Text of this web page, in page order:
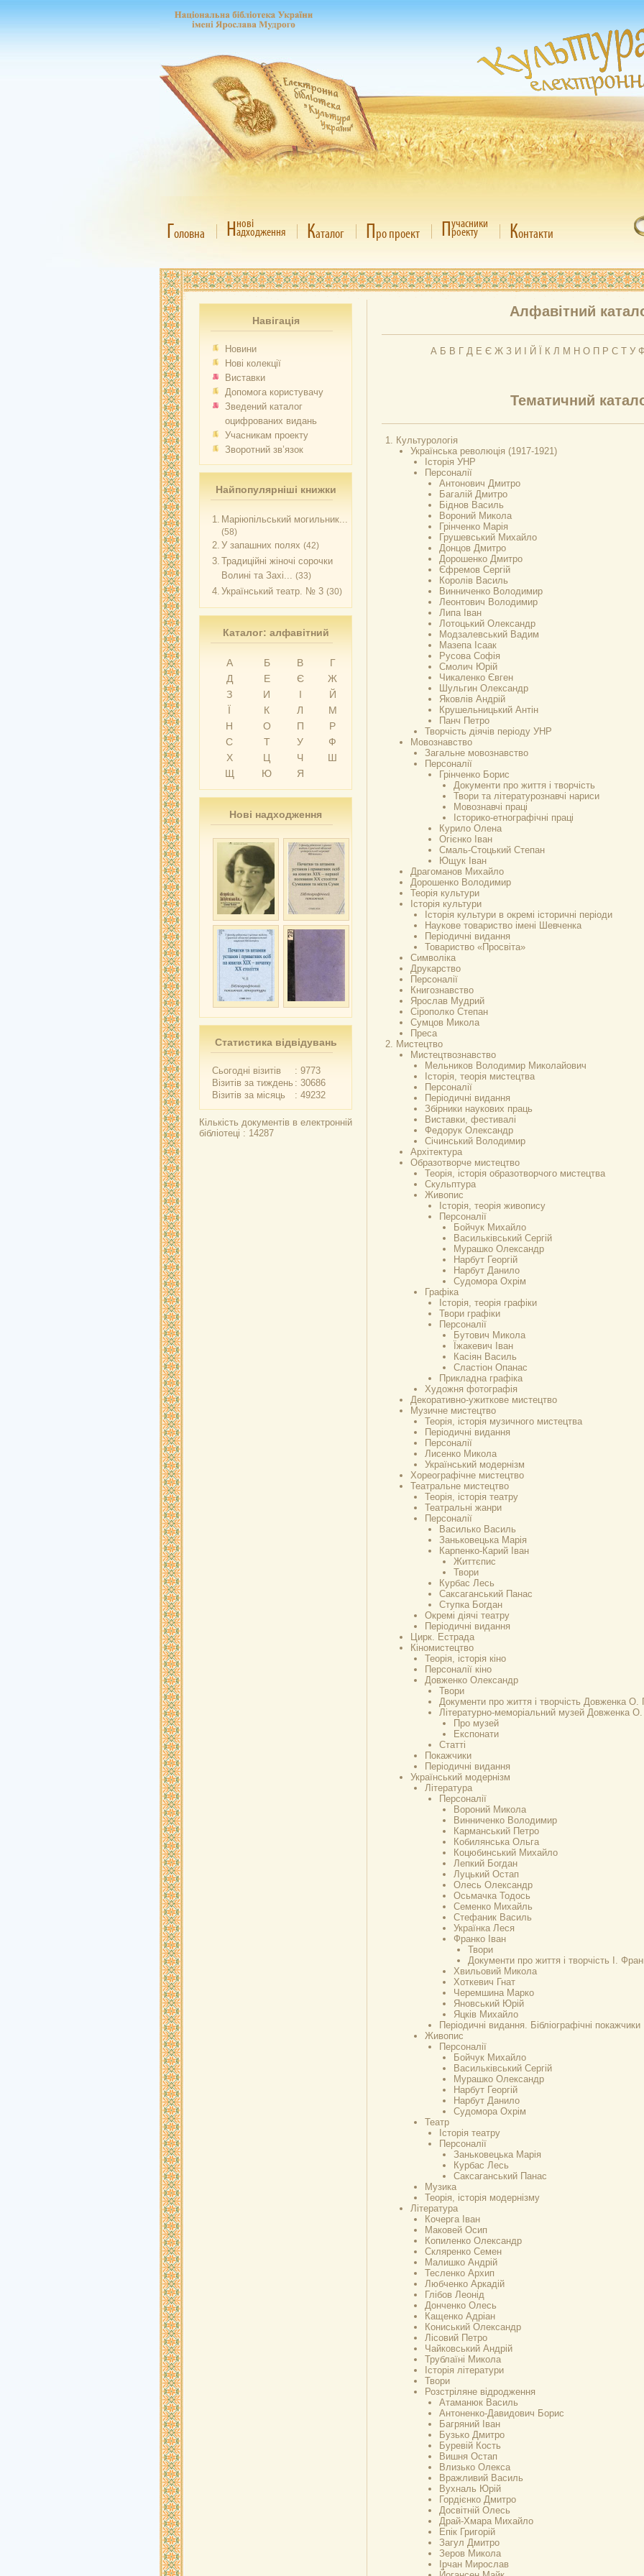
Головна Ннові
адходження Каталог Про проект Пучасники
роекту Контакти
Навігація
Новини
Нові колекції
Виставки
Допомога користувачу
Зведений каталог
оцифрованих видань
Учасникам проекту
Зворотний зв’язок
Найпопулярніші книжки
1. Маріюпільський могильник...
(58)
2. У запашних полях (42)
3. Традиційні жіночі сорочки
Волині та Захі... (33)
4. Український театр. № 3 (30)
Каталог: алфавітний
А Б В
Г
Д
Е Є
Ж
З
И І
Й
Ї
К Л
М
Н
О П
Р
С
Т У
Ф
Х
Ц Ч
Ш
Щ
Ю Я
Нові надходження
Статистика відвідувань
Сьогодні візитів
: 9773
Візитів за тиждень : 30686
Візитів за місяць
: 49232
Кількість документів в електронній
бібліотеці : 14287
Алфавітний
А Б В Г Д Е Є Ж З И Й К Л М Н О П Р С Т У
Тематичний
Культурологія
Українська революція (1917-1921)
Історія УНР
Персоналії
Антонович Дмитро
Багалій Дмитро
Біднов Василь
Вороний Микола
Грінченко Марія
Грушевський Михайло
Донцов Дмитро
Дорошенко Дмитро
Єфремов Сергій
Королів Василь
Винниченко Володимир
Леонтович Володимир
Липа Іван
Лотоцький Олександр
Модзалевський Вадим
Мазепа Ісаак
Русова Софія
Смолич Юрій
Чикаленко Євген
Шульгин Олександр
Яковлів Андрій
Крушельницький Антін
Панч Петро
Творчість діячів періоду УНР
Мовознавство
Загальне мовознавство
Персоналії
Грінченко Борис
Документи про життя і творчість
Твори та літературознавчі нариси
Мовознавчі праці
Історико-етнографічні праці
Курило Олена
Огієнко Іван
Смаль-Стоцький Степан
Ющук Іван
Драгоманов Михайло
Дорошенко Володимир
Теорія культури
Історія культури
Історія культури в окремі історичні періоди
Наукове товариство імені Шевченка
Періодичні видання
Товариство «Просвіта»
Символіка
Друкарство
Персоналії
Книгознавство
Ярослав Мудрий
Сірополко Степан
Сумцов Микола
Преса
Мистецтво
Мистецтвознавство
Мельников Володимир Миколайович
Історія, теорія мистецтва
Персоналії
Періодичні видання
Збірники наукових праць
Виставки, фестивалі
Федорук Олександр
Січинський Володимир
Архітектура
Образотворче мистецтво
Теорія, історія образотворчого мистецтва
Скульптура
Живопис
Історія, теорія живопису
Персоналії
Бойчук Михайло
Васильківський Сергій
Мурашко Олександр
Нарбут Георгій
Нарбут Данило
Судомора Охрім
Графіка
Історія, теорія графіки
Твори графіки
Персоналії
Бутович Микола
Їжакевич Іван
Касіян Василь
Сластіон Опанас
Прикладна графіка
Художня фотографія
Декоративно-ужиткове мистецтво
Музичне мистецтво
Теорія, історія музичного мистецтва
Періодичні видання
Персоналії
Лисенко Микола
Український модернізм
Хореографічне мистецтво
Театральне мистецтво
Теорія, історія театру
Театральні жанри
Персоналії
Василько Василь
Заньковецька Марія
Карпенко-Карий Іван
Життєпис
Твори
Курбас Лесь
Саксаганський Панас
Ступка Богдан
Окремі діячі театру
Періодичні видання
Цирк. Естрада
Кіномистецтво
Теорія, історія кіно
Персоналії кіно
Довженко Олександр
Твори
Документи про життя і творчість Довженка О.
Літературно-меморіальний музей Довженка
Про музей
Експонати
Статті
Покажчики
Періодичні видання
Український модернізм
Література
Персоналії
Вороний Микола
Винниченко Володимир
Карманський Петро
Кобилянська Ольга
Коцюбинський Михайло
Лепкий Богдан
Луцький Остап
Олесь Олександр
Осьмачка Тодось
Семенко Михайль
Стефаник Василь
Українка Леся
Франко Іван
Твори
Документи про життя і творчість І.
Хвильовий Микола
Хоткевич Гнат
Черемшина Марко
Яновський Юрій
Яцків Михайло
Періодичні видання. Бібліографічні покажчики
Живопис
Персоналії
Бойчук Михайло
Васильківський Сергій
Мурашко Олександр
Нарбут Георгій
Нарбут Данило
Судомора Охрім
Театр
Історія театру
Персоналії
Заньковецька Марія
Курбас Лесь
Саксаганський Панас
Музика
Теорія, історія модернізму
Література
Кочерга Іван
Маковей Осип
Копиленко Олександр
Скляренко Семен
Малишко Андрій
Тесленко Архип
Любченко Аркадій
Глібов Леонід
Донченко Олесь
Кащенко Адріан
Кониський Олександр
Лісовий Петро
Чайковський Андрій
Трублаїні Микола
Історія літератури
Твори
Розстріляне відродження
Атаманюк Василь
Антоненко-Давидович Борис
Багряний Іван
Бузько Дмитро
Буревій Кость
Вишня Остап
Влизько Олекса
Вражливий Василь
Вухналь Юрій
Гордієнко Дмитро
Досвітній Олесь
Драй-Хмара Михайло
Епік Григорій
Загул Дмитро
Зеров Микола
Ірчан Мирослав